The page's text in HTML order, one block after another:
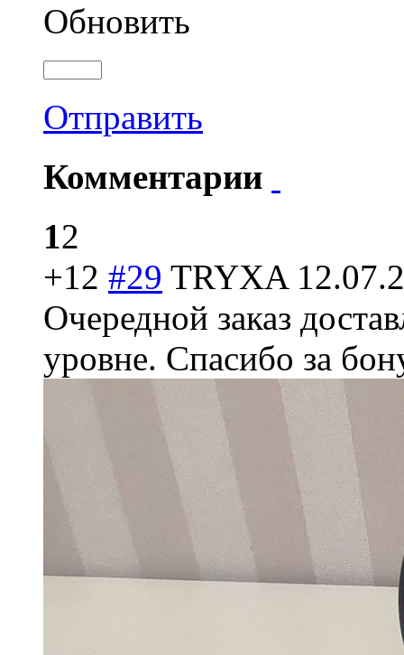
Обновить
Отправить
Комментарии
12
+12 #29 TRYXA
Очередной заказ
уровне. Спасибо за